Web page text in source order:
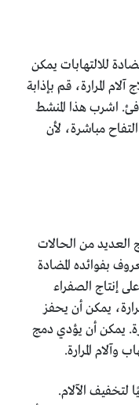
للالتهابات يمكن
المرارة، قم بإذابة
اشرب هذا المنشط
مباشرة، لأن
العديد من الحالات
بفوائده المضادة
إنتاج الصفراء
يمكن أن يحفز
يمكن أن يؤدي دمج
وآلام المرارة.
لتخفيف الآلام.